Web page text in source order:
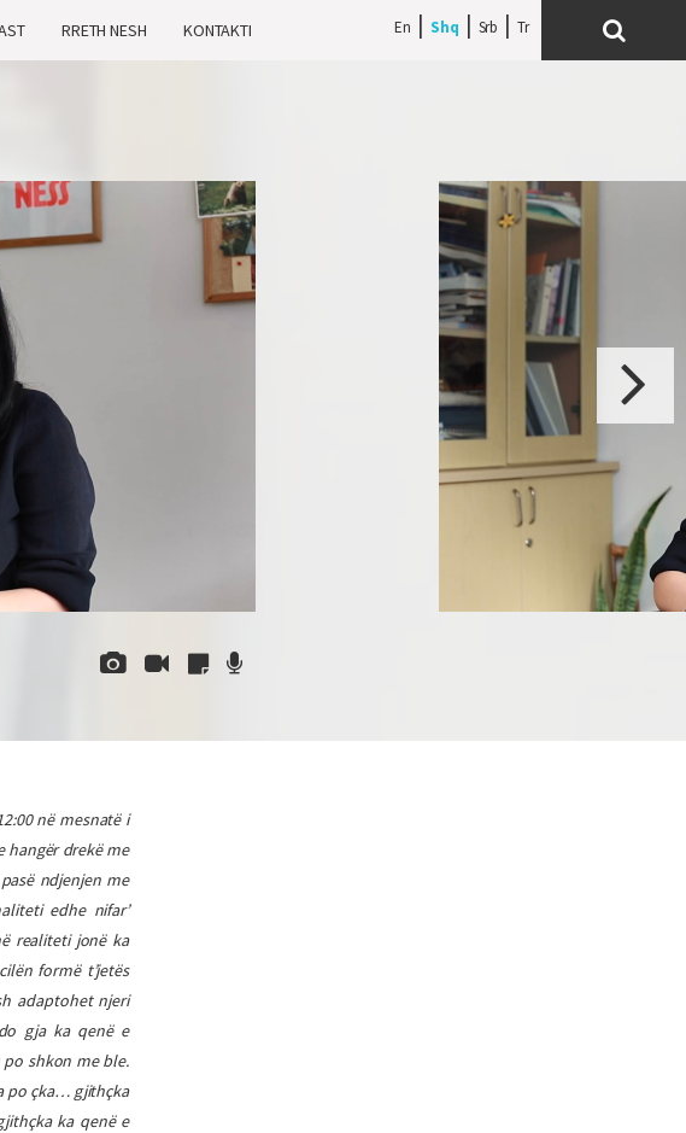
RRETH NESH KONTAKTI En Shq Srb
në mesnatë i
hangër drekë me
ndjenjen me
edhe nifar’
realiteti jonë ka
formë t’jetës
adaptohet njeri
gja ka qenë e
po shkon me ble.
po çka… gjithçka
ka qenë e